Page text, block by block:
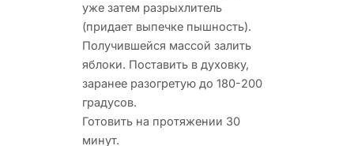
уже затем разрыхлитель
(придает выпечке пышность).
Получившейся массой залить
яблоки. Поставить в духовку,
заранее разогретую до 180-200
градусов.
Готовить на протяжении 30
минут.